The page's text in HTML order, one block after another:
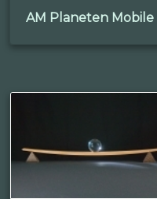
AM Planeten Mobile